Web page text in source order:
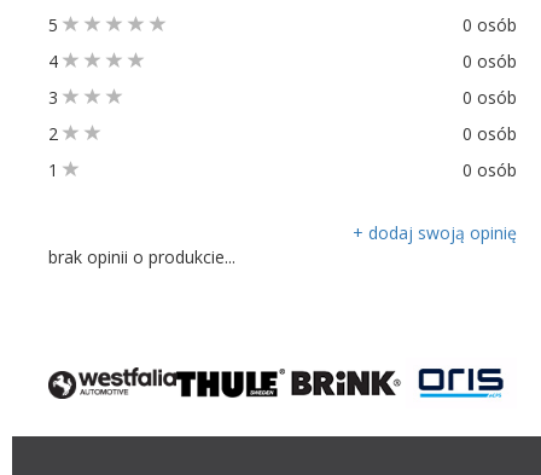
5
0 osób
4
0 osób
3
0 osób
2
0 osób
1
0 osób
+ dodaj swoją opinię
brak opinii o produkcie...